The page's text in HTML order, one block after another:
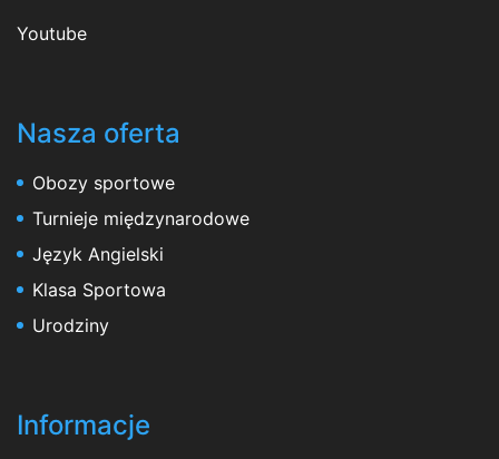
Youtube
Nasza oferta
Obozy sportowe
Turnieje międzynarodowe
Język Angielski
Klasa Sportowa
Urodziny
Informacje